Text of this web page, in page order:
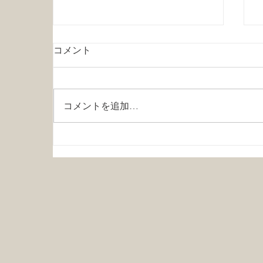
「渓流釣り大会2026」の参加
餌釣り何でもOK！ です。 先着
20名で締め切らせていただきま
コメント
コメントを追加…